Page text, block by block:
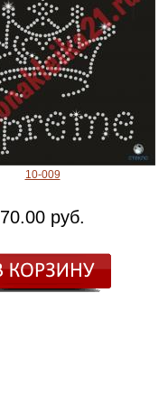
10-009
70.00 руб.